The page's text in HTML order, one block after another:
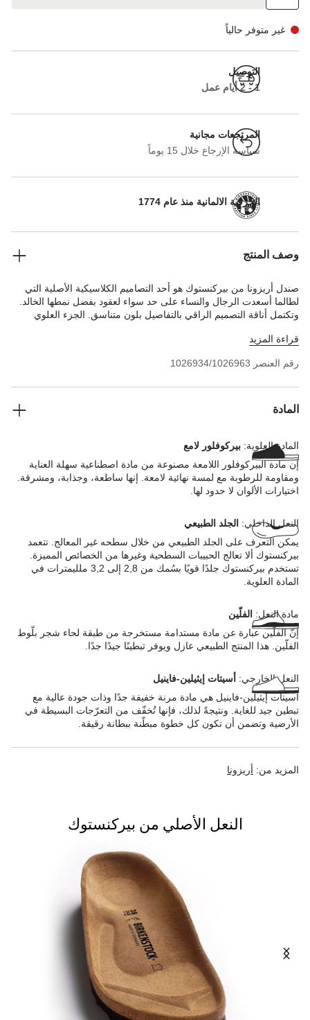
غير متوفر حالياً
التوصيل
1 - 2 أيام عمل
المرتجعات مجانية
سياسة الإرجاع خلال 15 يوماً
الحرفية الالمانية منذ عام 1774
وصف المنتج
صندل أريزونا من بيركنستوك هو أحد التصاميم الكلاسيكية الأصلية التي
لطالما أسعدت الرجال والنساء على حد سواء لعقود بفضل نمطها الخالد.
وتكتمل أناقة التصميم الراقي بالتفاصيل بلون متناسق. الجزء العلوي
طبقة خارجية لامعة وبرّاقة.
قراءة المزيد
رقم العنصر 1026934/1026963
المادة
المادة العلوية: بيركوفلور لامع
إن مادة البيركوفلور اللامعة مصنوعة من مادة اصطناعية سهلة العناية
ومقاومة للرطوبة مع لمسة نهائية لامعة. إنها ساطعة، وجذابة، ومشرقة.
اختيارات الألوان لا حدود لها.
النعل الداخلي: الجلد الطبيعي
يمكن التعرف على الجلد الطبيعي من خلال سطحه غير المعالج. تتعمد
بيركنستوك ألا تعالج الحبيبات السطحية وغيرها من الخصائص المميزة.
تستخدم بيركنستوك جلدًا قويًا بسُمك من 2,8 إلى 3,2 ملليمترات في
المادة العلوية.
مادة النعل: الفلّين
إنّ الفلّين عبارة عن مادة مستدامة مستخرجة من طبقة لحاء شجر بلّوط
الفلّين. هذا المنتج الطبيعي عازل ويوفر تبطينًا جيدًا جدًا.
النعل الخارجي: أسيتات إيثيلين-فاينيل
أسيتات إيثيلين-فاينيل هي مادة مرنة خفيفة جدًا وذات جودة عالية مع
تبطين جيد للغاية. ونتيجةً لذلك، فإنها تُخفّف من التعرّجات البسيطة في
الأرضية وتضمن أن تكون كل خطوة مبطّنة ببطانة رقيقة.
المزيد من: أريزونا
النعل الأصلي من بيركنستوك